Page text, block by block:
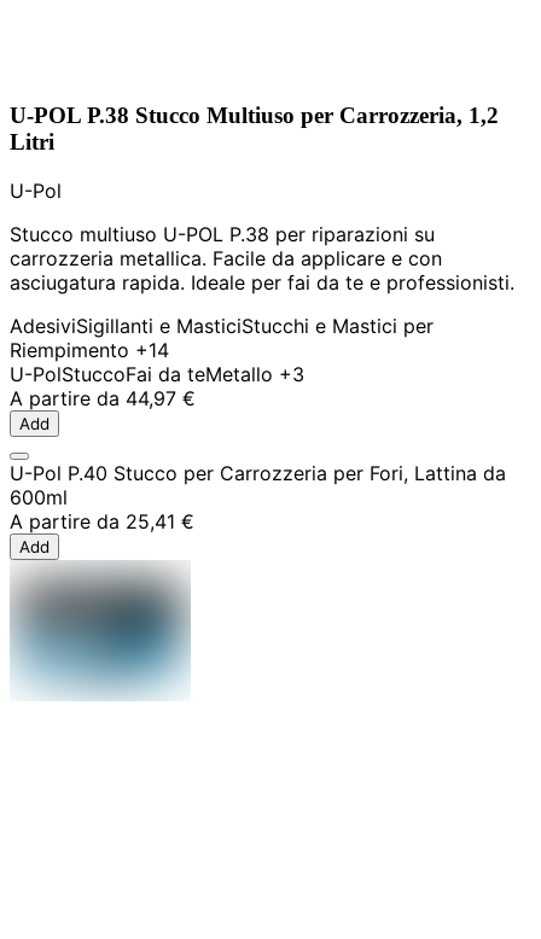
U-POL P.38 Stucco Multiuso per Carrozzeria, 1,2
Litri
U-Pol
Stucco multiuso U-POL P.38 per riparazioni su
carrozzeria metallica. Facile da applicare e con
asciugatura rapida. Ideale per fai da te e professionisti.
AdesiviSigillanti e MasticiStucchi e Mastici per
Riempimento +14
U-PolStuccoFai da teMetallo +3
A partire da 44,97 €
Add
U-Pol P.40 Stucco per Carrozzeria per Fori, Lattina da
600ml
A partire da 25,41 €
Add